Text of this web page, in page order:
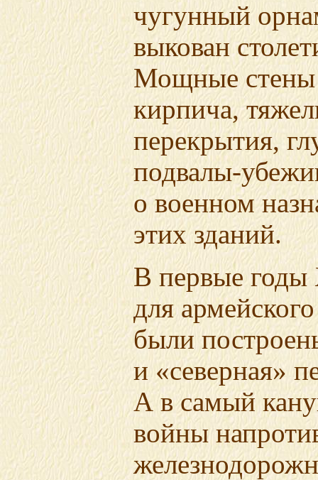
чугунный
выкован
Мощные стены
кирпича,
перекрытия,
подвалы-
о военном
этих зданий.
В первые годы
для
были
и «северная»
А в самый
войны